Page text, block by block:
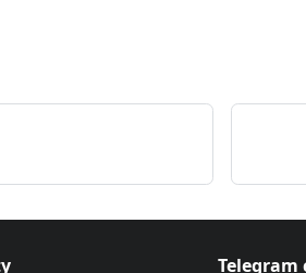
Telegram